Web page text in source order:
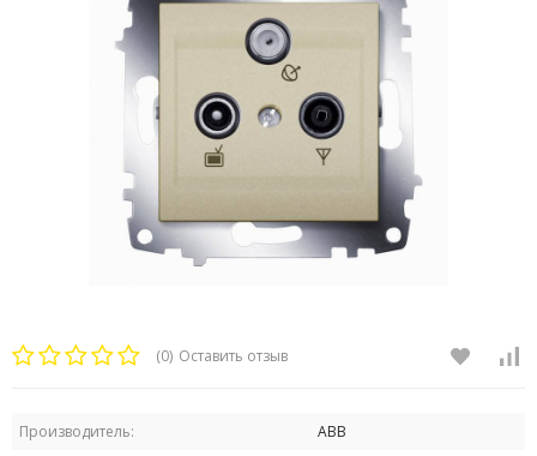
(0) Оставить отзыв
Производитель:
ABB